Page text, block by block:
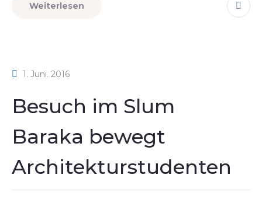
Weiterlesen
1. Juni. 2016
Besuch im Slum
Baraka bewegt
Architekturstudenten